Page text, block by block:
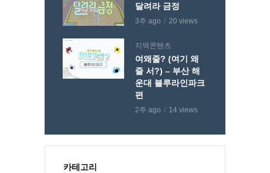
달려라 금정
3주 ago 20 views
지역콘텐츠
여왜줄? (여기 왜
줄 서?) – 부산 해
운대 블루라인파크
편
2주 ago 14 views
카테고리